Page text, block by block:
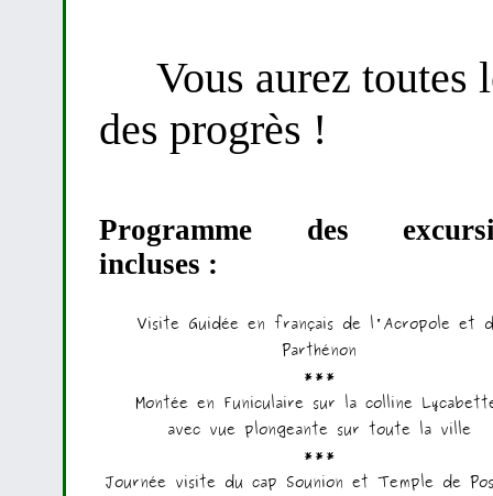
Vous aurez toutes
des progrès !
Programme des
incluses :
Visite Guidée en français de l'Acropole et
Parthénon
***
Montée en Funiculaire sur la colline
avec vue plongeante sur toute la ville
***
Journée visite du cap Sounion et Temple de